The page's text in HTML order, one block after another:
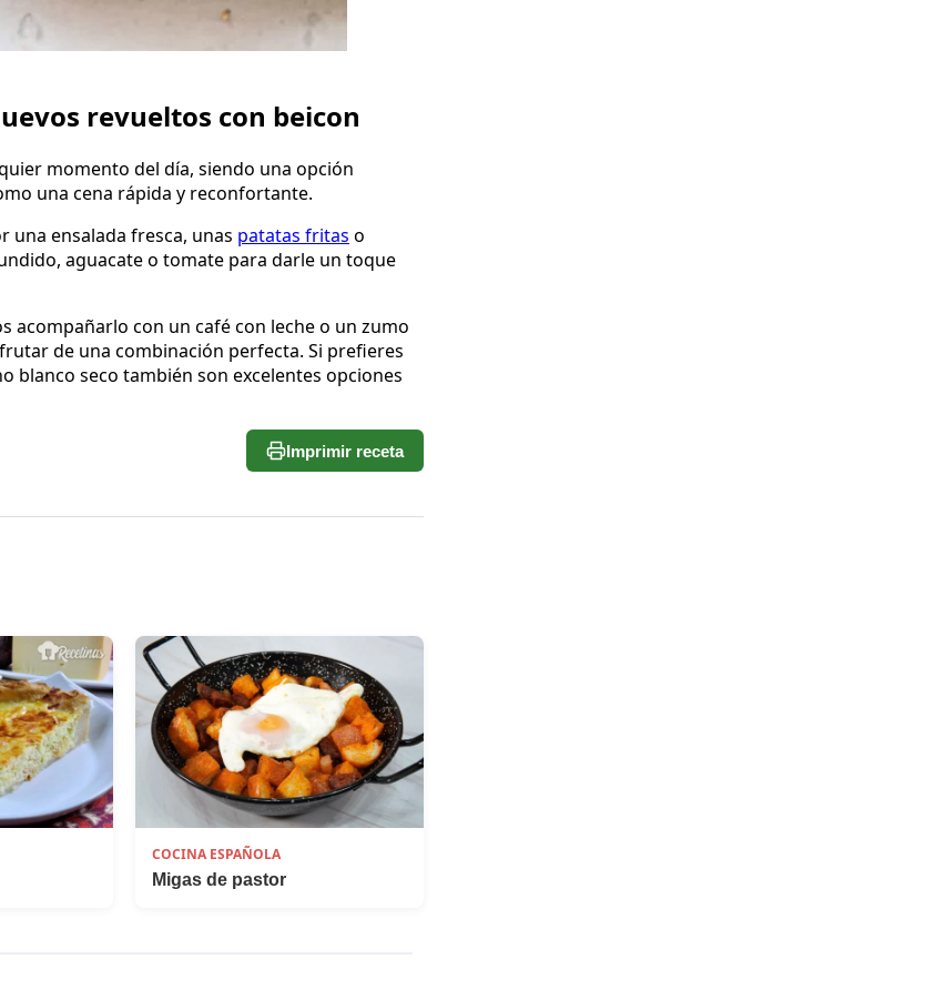
revueltos con beicon
momento del día, siendo una opción
una cena rápida y reconfortante.
una ensalada fresca, unas patatas fritas o
aguacate o tomate para darle un toque
acompañarlo con un café con leche o un zumo
de una combinación perfecta. Si prefieres
blanco seco también son excelentes opciones
Imprimir receta
COCINA ESPAÑOLA
Migas de pastor